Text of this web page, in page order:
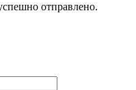
отправлено.